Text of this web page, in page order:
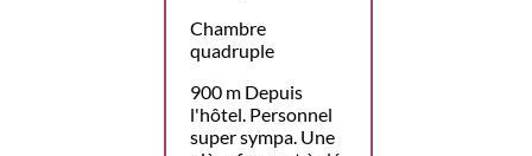
Chambre
quadruple
900 m Depuis
l'hôtel. Personnel
super sympa. Une